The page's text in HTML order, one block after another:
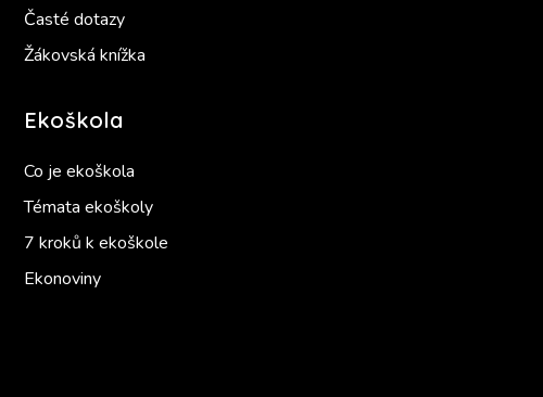
Časté dotazy
Žákovská knížka
Ekoškola
Co je ekoškola
Témata ekoškoly
7 kroků k ekoškole
Ekonoviny